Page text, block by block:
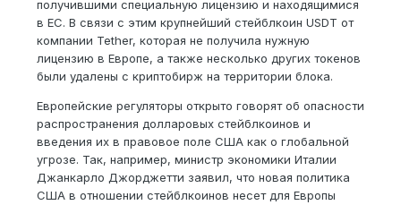
получившими специальную лицензию и находящимися
в ЕС. В связи с этим крупнейший стейблкоин USDT от
компании Tether, которая не получила нужную
лицензию в Европе, а также несколько других токенов
были удалены с криптобирж на территории блока.
Европейские регуляторы открыто говорят об опасности
распространения долларовых стейблкоинов и
введения их в правовое поле США как о глобальной
угрозе. Так, например, министр экономики Италии
Джанкарло Джорджетти заявил, что новая политика
США в отношении стейблкоинов несет для Европы